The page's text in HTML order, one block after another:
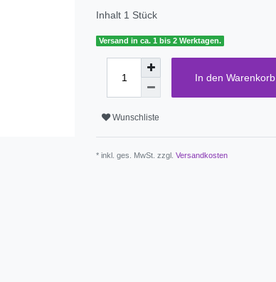
Inhalt 1 Stück
Versand in ca. 1 bis 2 Werktagen.
In den Warenkorb
Wunschliste
* inkl. ges. MwSt. zzgl. Versandkosten